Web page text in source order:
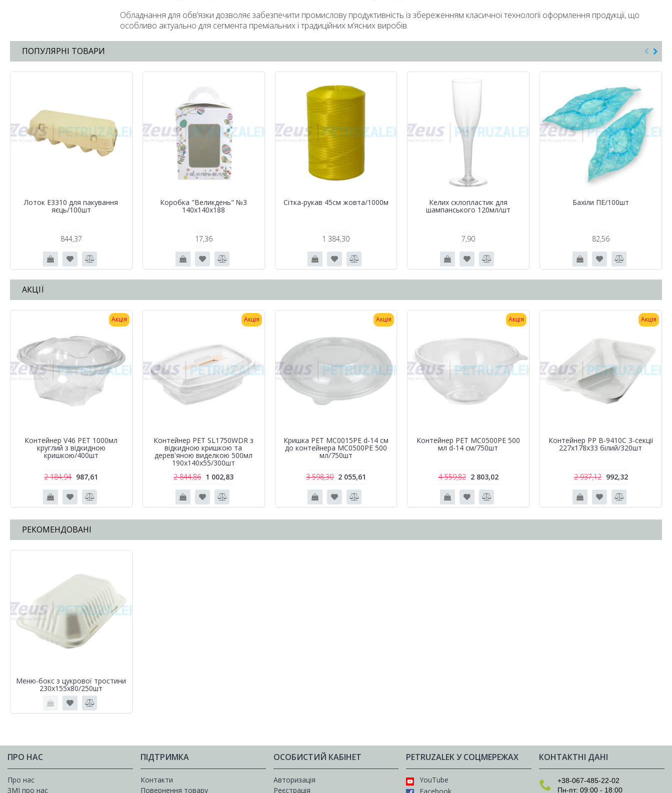
Обладнання для обв’язки дозволяє забезпечити промислову продуктивність із збереженням класичної технології оформлення продукції, що
особливо актуально для сегмента преміальних і традиційних м’ясних виробів.
ПОПУЛЯРНІ ТОВАРИ
Лоток Е3310 для пакування
яєць/100шт
844,37
Коробка "Великдень" №3
140х140х188
17,36
Сітка-рукав 45см жовта/1000м
1 384,30
Келих склопластик для
шампанського 120мл/шт
7,90
Бахіли ПЕ/100шт
82,56
АКЦІЇ
Акція
Контейнер V46 PET 1000мл
круглий з відкидною
кришкою/400шт
2 184,94 987,61
Акція
Контейнер РЕТ SL1750WDR з
відкидною кришкою та
дерев'яною виделкою 500мл
190х140х55/300шт
2 844,86 1 002,83
Акція
Кришка РЕТ MC0015PE d-14 см
до контейнера MC0500PE 500
мл/750шт
3 598,30 2 055,61
Акція
Контейнер РЕТ MC0500PE 500
мл d-14 см/750шт
4 559,82 2 803,02
Акція
Контейнер РР B-9410C 3-секціі
227х178х33 білий/320шт
2 937,12 992,32
РЕКОМЕНДОВАНІ
Меню-бокс з цукрової тростини
230х155х80/250шт
ПРО НАС
Про нас
ЗМІ про нас
ПІДТРИМКА
Контакти
Повернення товару
ОСОБИСТИЙ КАБІНЕТ
Авторизація
Реєстрація
PETRUZALEK У СОЦМЕРЕЖАХ
YouTube
КОНТАКТНІ ДАНІ
+38-067-485-22-02
Пн-пт: 09:00 - 18:00